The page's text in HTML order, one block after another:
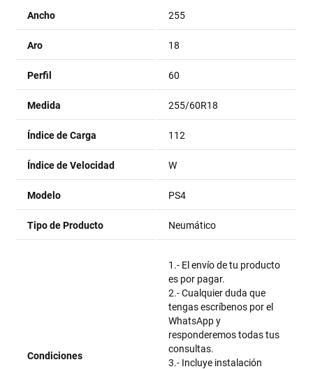
Ancho 255
Aro 18
Perfil 60
Medida 255/60R18
Índice de Carga 112
Índice de Velocidad W
Modelo PS4
Tipo de Producto Neumático
Condiciones
1.- El envío de tu producto
es por pagar.
2.- Cualquier duda que
tengas escríbenos por el
WhatsApp y
responderemos todas tus
consultas.
3.- Incluye instalación